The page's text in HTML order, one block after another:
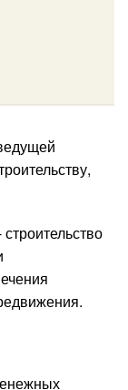
строительство